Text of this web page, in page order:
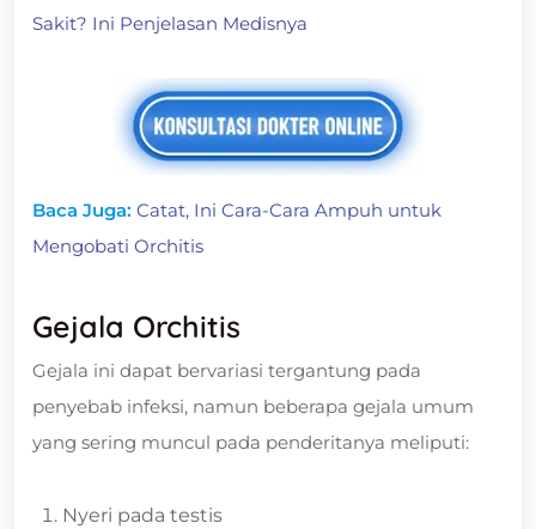
Sakit? Ini Penjelasan Medisnya
Baca Juga: Catat, Ini Cara-Cara Ampuh untuk
Mengobati Orchitis
Gejala Orchitis
Gejala ini dapat bervariasi tergantung pada
penyebab infeksi, namun beberapa gejala umum
yang sering muncul pada penderitanya meliputi:
Nyeri pada testis